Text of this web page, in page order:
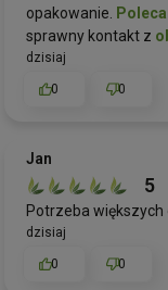
opakowanie.
sprawny kontakt z
dzisiaj
0 0
Jan
5
Potrzeba
dzisiaj
0 0